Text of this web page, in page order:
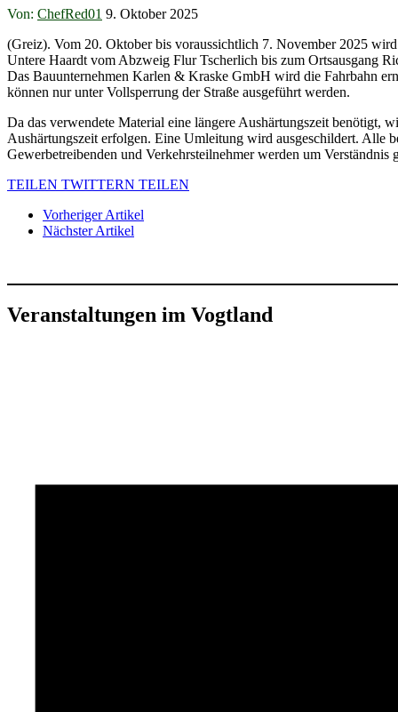
Von: ChefRed01 9. Oktober 2025
(Greiz). Vom 20. Oktober bis voraussichtlich 7. November 2025
Untere Haardt vom Abzweig Flur Tscherlich bis zum Ortsausgang
Das Bauunternehmen Karlen & Kraske GmbH wird die Fahrbahn
können nur unter Vollsperrung der Straße ausgeführt werden.
Da das verwendete Material eine längere Aushärtungszeit benötigt,
Aushärtungszeit erfolgen. Eine Umleitung wird ausgeschildert. Alle
Gewerbetreibenden und Verkehrsteilnehmer werden um Verständnis
TEILEN TWITTERN TEILEN
Vorheriger Artikel
Nächster Artikel
Veranstaltungen im Vogtland